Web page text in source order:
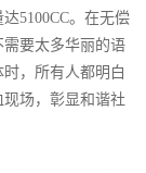
5100CC。在无偿
要太多华丽的语
，所有人都明白
场，彰显和谐社